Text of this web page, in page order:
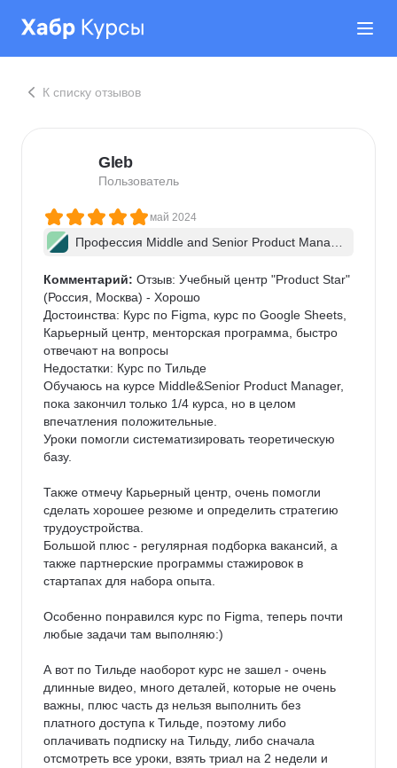
К списку отзывов
Gleb
Пользователь
май 2024
Профессия Middle and Senior Product Manag
Комментарий: Отзыв: Учебный центр "Product Star"
(Россия, Москва) - Хорошо
Достоинства: Курс по Figma, курс по Google Sheets,
Карьерный центр, менторская программа, быстро
отвечают на вопросы
Недостатки: Курс по Тильде
Обучаюсь на курсе Middle&Senior Product Manager,
пока закончил только 1/4 курса, но в целом
впечатления положительные.
Уроки помогли систематизировать теоретическую
базу.
Также отмечу Карьерный центр, очень помогли
сделать хорошее резюме и определить стратегию
трудоустройства.
Большой плюс - регулярная подборка вакансий, а
также партнерские программы стажировок в
стартапах для набора опыта.
Особенно понравился курс по Figma, теперь почти
любые задачи там выполняю:)
А вот по Тильде наоборот курс не зашел - очень
длинные видео, много деталей, которые не очень
важны, плюс часть дз нельзя выполнить без
платного доступа к Тильде, поэтому либо
оплачивать подписку на Тильду, либо сначала
отсмотреть все уроки, взять триал на 2 недели и